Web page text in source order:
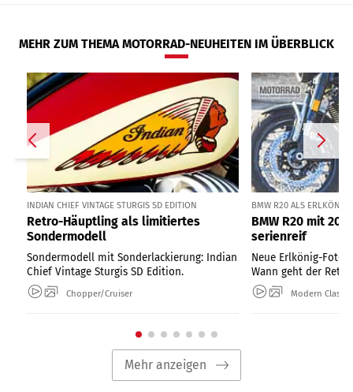
MEHR ZUM THEMA MOTORRAD-NEUHEITEN IM ÜBERBLICK
INDIAN CHIEF VINTAGE STURGIS SD EDITION
Retro-Häuptling als limitiertes
Sondermodell
Sondermodell mit Sonderlackierung: Indian
Chief Vintage Sturgis SD Edition.
Chopper/Cruiser
BMW R20 ALS ERLKÖNIG
BMW R20 mit
serienreif
Neue Erlkönig-Fotos
Wann geht der
Modern Classic
Mehr anzeigen